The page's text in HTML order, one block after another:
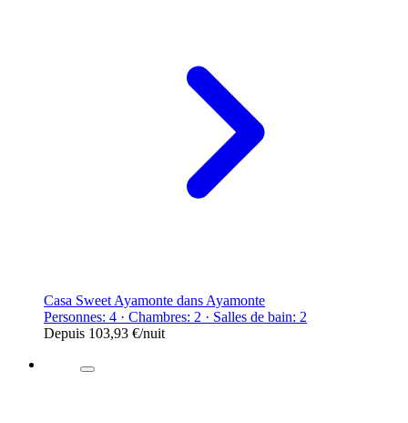
Casa Sweet Ayamonte dans Ayamonte
Personnes: 4 · Chambres: 2 · Salles de bain: 2
Depuis 103,93 €/nuit